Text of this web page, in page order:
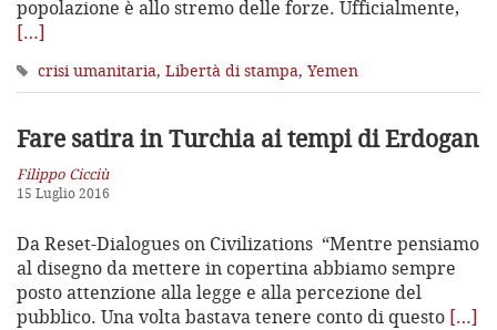
popolazione è allo stremo delle forze. Ufficialmente,
[…]
crisi umanitaria, Libertà di stampa, Yemen
Fare satira in Turchia ai tempi di Erdogan
Filippo Cicciù
15 Luglio 2016
Da Reset-Dialogues on Civilizations “Mentre pensiamo
al disegno da mettere in copertina abbiamo sempre
posto attenzione alla legge e alla percezione del
pubblico. Una volta bastava tenere conto di questo […]